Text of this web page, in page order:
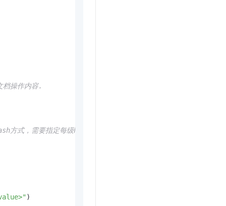
操作内容.
方式，需要指定每级hash的主键。
)